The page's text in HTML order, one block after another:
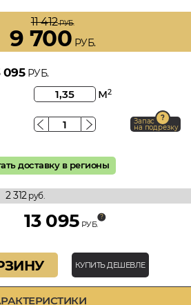
11 412РУБ.
9 700 РУБ.
095РУБ.
м2
Запас
на подрезку
доставку в регионы
2 312руб.
13 095 РУБ.
КУПИТЬ ДЕШЕВЛЕ